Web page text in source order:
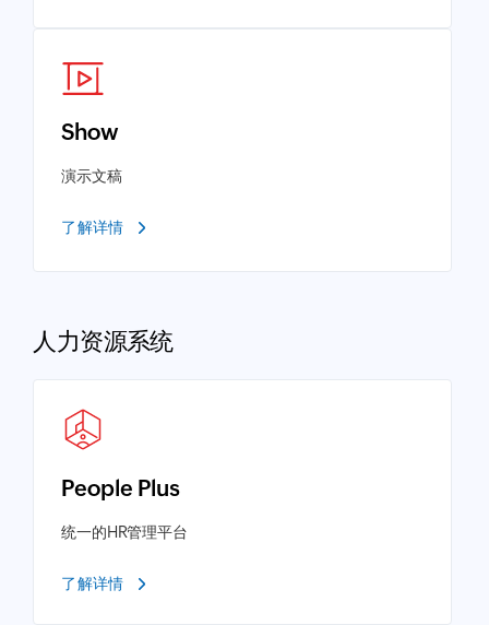
Show
演示文稿
了解详情
人力资源系统
People Plus
统一的HR管理平台
了解详情